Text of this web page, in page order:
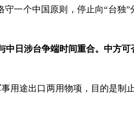
一个中国原则，停止向“台独”
日涉台争端时间重合。中方可
用途出口两用物项，目的是制